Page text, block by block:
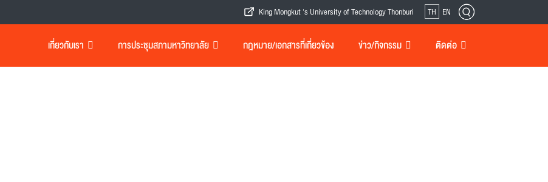
King Mongkut 's University of Technology Thonburi TH EN
เกี่ยวกับเรา การประชุมสภามหาวิทยาลัย กฎหมาย/เอกสารที่เกี่ยวข้อง ข่าว/กิจกรรม ติดต่อ